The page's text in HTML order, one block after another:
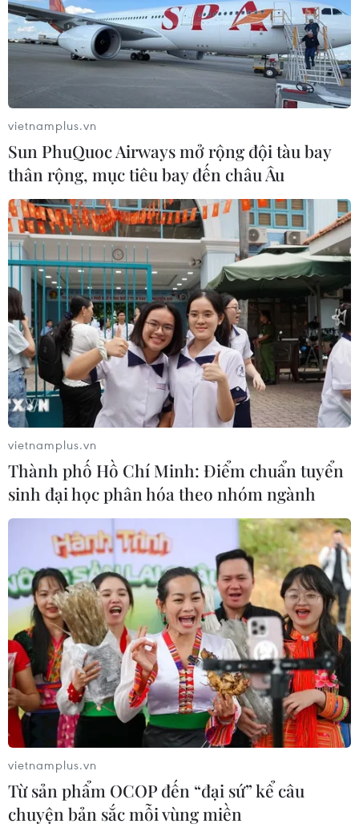
hiện xếp thứ hai trên thế giới về tải cung ứng và đây
cũng là đường bay đặc biệt quan trọng của Vietnam
Airlines.
vietnamplus.vn
Sun PhuQuoc Airways mở rộng đội tàu bay
thân rộng, mục tiêu bay đến châu Âu
vietnamplus.vn
Thành phố Hồ Chí Minh: Điểm chuẩn tuyển
sinh đại học phân hóa theo nhóm ngành
vietnamplus.vn
Từ sản phẩm OCOP đến “đại sứ” kể câu
chuyện bản sắc mỗi vùng miền